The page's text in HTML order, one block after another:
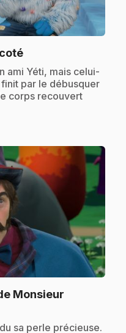
.
ami Yéti, mais celui-
par le débusquer
corps recouvert
Monsieur
sa perle précieuse.